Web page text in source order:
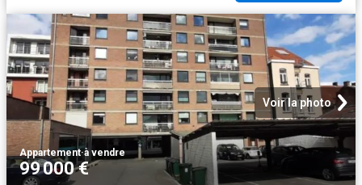
Voir la photo
Appartement·à vendre
99 000 €